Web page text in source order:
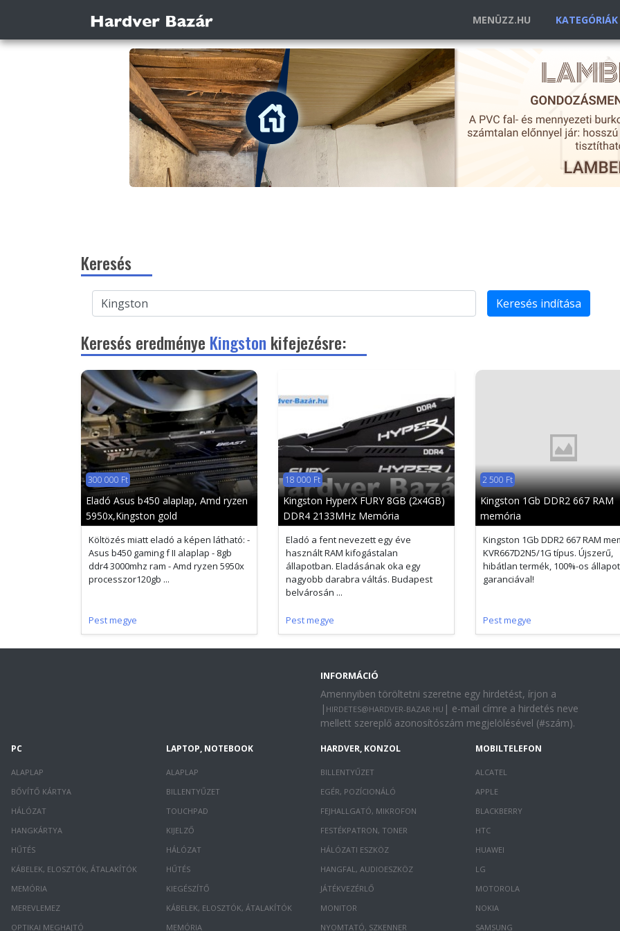
MENÜZZ.HU KATEGÓRIÁK
Keresés
Keresés indítása
Keresés eredménye Kingston kifejezésre:
300 000 Ft
Eladó Asus b450 alaplap, Amd ryzen
5950x,Kingston gold
Költözés miatt eladó a képen látható: -
Asus b450 gaming f II alaplap - 8gb
ddr4 3000mhz ram - Amd ryzen 5950x
processzor120gb ...
Pest megye
18 000 Ft
Kingston HyperX FURY 8GB (2x4GB)
DDR4 2133MHz Memória
Eladó a fent nevezett egy éve
használt RAM kifogástalan
állapotban. Eladásának oka egy
nagyobb darabra váltás. Budapest
belvárosán ...
Pest megye
2 500 Ft
Kingston 1Gb DDR2 667 RAM
memória
Kingston 1Gb DDR2 667 RAM
KVR667D2N5/1G típus. Újszerű,
hibátlan termék, 100%-os
garanciával!
Pest megye
INFORMÁCIÓ
Amennyiben töröltetni szeretne egy hirdetést, írjon a
| HIRDETES@HARDVER-BAZAR.HU | e-mail címre a hirdetés neve
mellett szereplő azonosítószám megjelölésével (#szám).
PC
ALAPLAP
BŐVÍTŐ KÁRTYA
HÁLÓZAT
HANGKÁRTYA
HŰTÉS
KÁBELEK, ELOSZTÓK, ÁTALAKÍTÓK
MEMÓRIA
MEREVLEMEZ
OPTIKAI MEGHAJTÓ
LAPTOP, NOTEBOOK
ALAPLAP
BILLENTYŰZET
TOUCHPAD
KIJELZŐ
HÁLÓZAT
HŰTÉS
KIEGÉSZÍTŐ
KÁBELEK, ELOSZTÓK, ÁTALAKÍTÓK
MEMÓRIA
HARDVER, KONZOL
BILLENTYŰZET
EGÉR, POZÍCIONÁLÓ
FEJHALLGATÓ, MIKROFON
FESTÉKPATRON, TONER
HÁLÓZATI ESZKÖZ
HANGFAL, AUDIOESZKÖZ
JÁTÉKVEZÉRLŐ
MONITOR
NYOMTATÓ, SZKENNER
MOBILTELEFON
ALCATEL
APPLE
BLACKBERRY
HTC
HUAWEI
LG
MOTOROLA
NOKIA
SAMSUNG